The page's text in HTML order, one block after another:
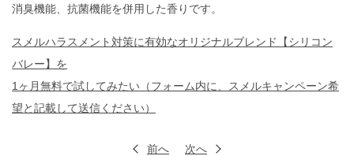
消臭機能、抗菌機能を併用した香りです。
スメルハラスメント対策に有効なオリジナルブレンド【シリコン
バレー】を
1ヶ月無料で試してみたい（フォーム内に、スメルキャンペーン希
望と記載して送信ください）
前へ 次へ